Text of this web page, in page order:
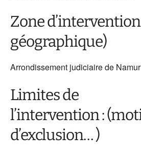
Zone d’intervention
géographique)
Arrondissement judiciaire de
Limites de
l’intervention :
d’exclusion… )